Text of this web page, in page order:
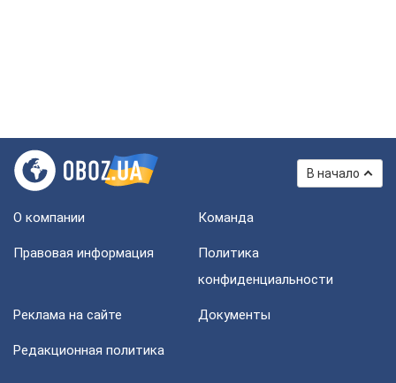
В начало
О компании Команда
Правовая информация
Политика
конфиденциальности
Реклама на сайте Документы
Редакционная политика